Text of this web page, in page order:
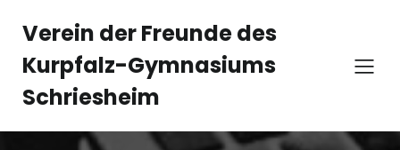
Verein der Freunde des
Kurpfalz-Gymnasiums
Schriesheim